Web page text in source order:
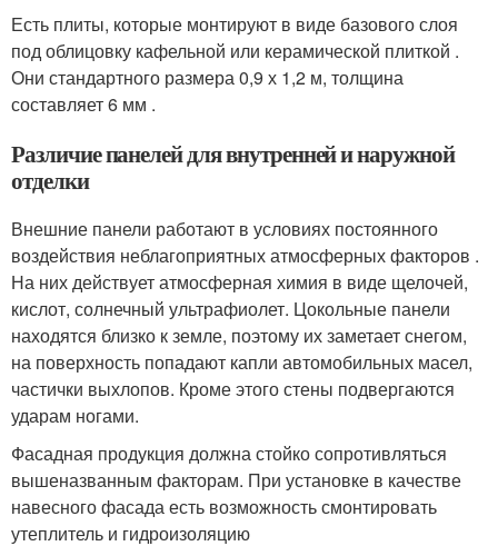
Есть плиты, которые монтируют в виде базового слоя
под облицовку кафельной или керамической плиткой .
Они стандартного размера 0,9 х 1,2 м, толщина
составляет 6 мм .
Различие панелей для внутренней и наружной
отделки
Внешние панели работают в условиях постоянного
воздействия неблагоприятных атмосферных факторов .
На них действует атмосферная химия в виде щелочей,
кислот, солнечный ультрафиолет. Цокольные панели
находятся близко к земле, поэтому их заметает снегом,
на поверхность попадают капли автомобильных масел,
частички выхлопов. Кроме этого стены подвергаются
ударам ногами.
Фасадная продукция должна стойко сопротивляться
вышеназванным факторам. При установке в качестве
навесного фасада есть возможность смонтировать
утеплитель и гидроизоляцию